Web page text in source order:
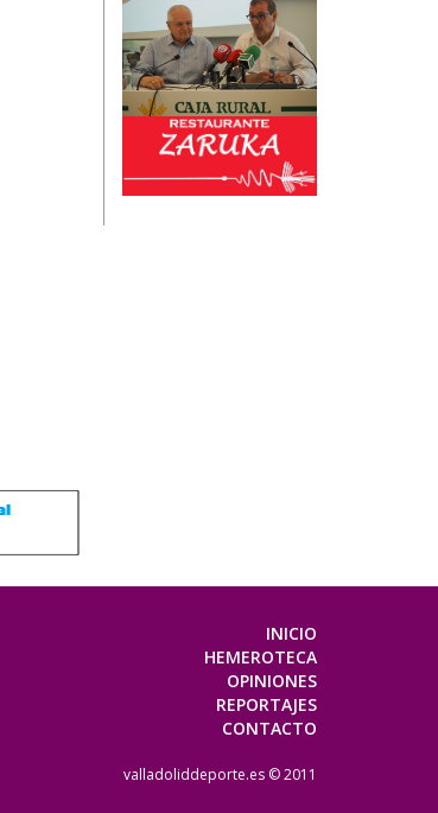
INICIO
HEMEROTECA
OPINIONES
REPORTAJES
CONTACTO
valladoliddeporte.es © 2011